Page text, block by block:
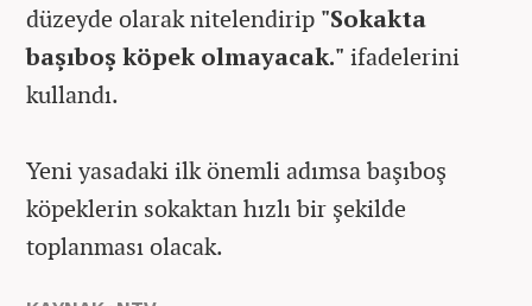
düzeyde olarak nitelendirip "Sokakta
başıboş köpek olmayacak." ifadelerini
kullandı.
Yeni yasadaki ilk önemli adımsa başıboş
köpeklerin sokaktan hızlı bir şekilde
toplanması olacak.